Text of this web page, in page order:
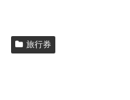
旅行券